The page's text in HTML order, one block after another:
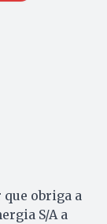
que obriga a
S/A a